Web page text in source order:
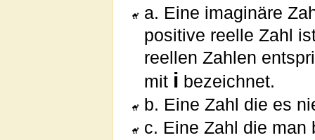
a. Eine imaginäre
positive reelle Zahl
reellen Zahlen
mit i bezeichnet.
b. Eine Zahl die es
c. Eine Zahl die man